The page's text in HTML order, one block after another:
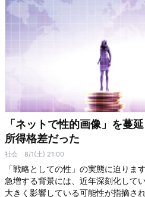
「ネットで性的画像」を蔓
所得格差だった
社会 8/1(土) 21:00
「戦略としての性」の実態に迫りま
急増する背景には、近年深刻化して
大きく影響している可能性が指摘さ